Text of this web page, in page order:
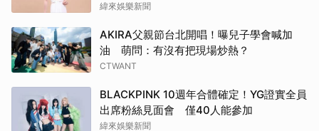
緯來娛樂新聞
AKIRA父親節台北開唱！曝兒子學會喊加
油 萌問：有沒有把現場炒熱？
CTWANT
BLACKPINK 10週年合體確定！YG證實全員
出席粉絲見面會 僅40人能參加
緯來娛樂新聞